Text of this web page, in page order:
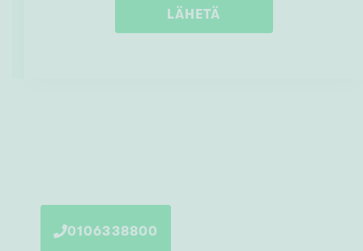
LÄHETÄ
0106338800